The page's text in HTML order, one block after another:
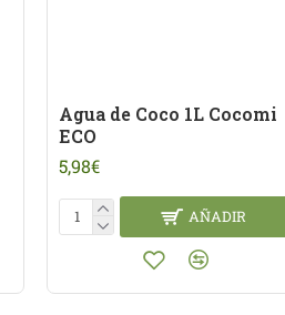
Agua de Coco 1L Cocomi
ECO
5,98€
AÑADIR